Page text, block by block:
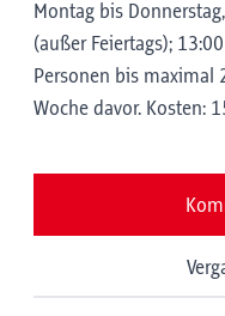
Montag bis
(außer Feiertags);
Personen bis maximal
Woche davor. Kosten: